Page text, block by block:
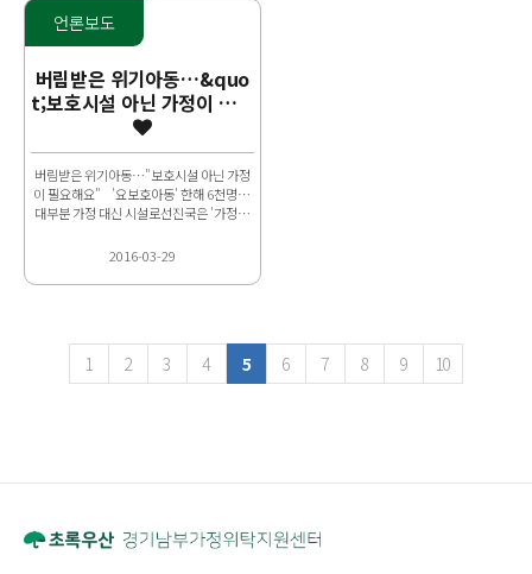
언론보도
버림받은 위기아동…&quo
t;보호시설 아닌 가정이 필요
해요&quot;(연합뉴스)
버림받은 위기아동…"보호시설 아닌 가정
이 필요해요" '요보호아동' 한해 6천명…
대부분 가정 대신 시설로선진국은 '가정위
2016-03-29
1 2 3 4 5 6 7 8 9 10